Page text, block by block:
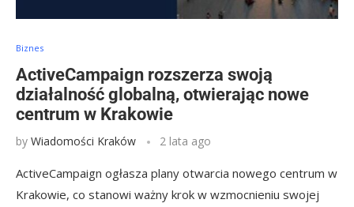
Biznes
ActiveCampaign rozszerza swoją
działalność globalną, otwierając nowe
centrum w Krakowie
by Wiadomości Kraków 2 lata ago
ActiveCampaign ogłasza plany otwarcia nowego centrum w
Krakowie, co stanowi ważny krok w wzmocnieniu swojej